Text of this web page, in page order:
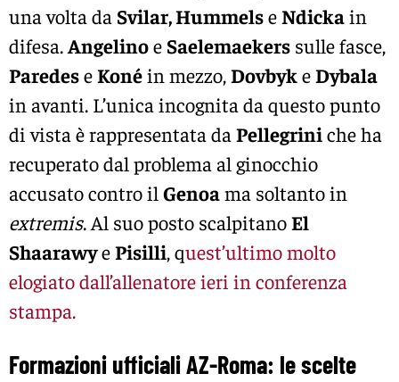
una volta da Svilar, Hummelse Ndicka in
difesa. Angelinoe Saelemaekers sulle fasce,
ParedeseKonéin mezzo, Dovbyk eDybala
in avanti. L’unica incognita da questo punto
di vista è rappresentata da Pellegrini che ha
recuperato dal problema al ginocchio
accusato contro il Genoa ma soltanto in
extremis. Al suo posto scalpitanoEl
ShaarawyePisilli, quest’ultimo molto
elogiato dall’allenatore ieri in conferenza
stampa.
Formazioni ufficiali AZ-Roma: le scelte